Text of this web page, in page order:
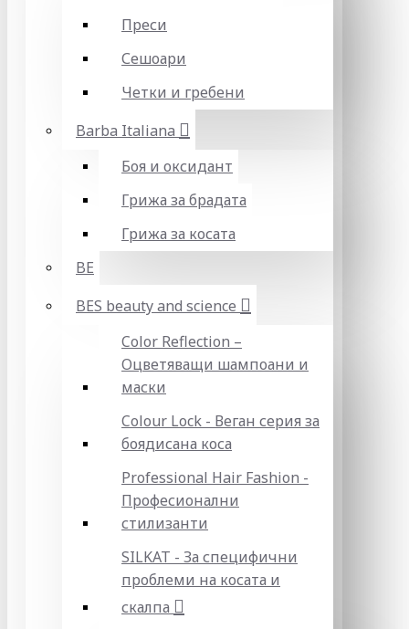
Преси
Сешоари
Четки и гребени
Barba Italiana
Боя и оксидант
Грижа за брадата
Грижа за косата
BE
BES beauty and science
Color Reflection –
Оцветяващи шампоани и
маски
Colour Lock - Веган серия за
боядисана коса
Professional Hair Fashion -
Професионални
стилизанти
SILKAT - За специфични
проблеми на косата и
скалпа